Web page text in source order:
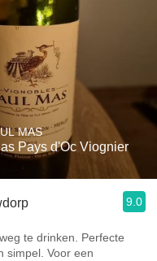
MAS
Pays d'Oc Viognier
9.0
te drinken. Perfecte
simpel. Voor een